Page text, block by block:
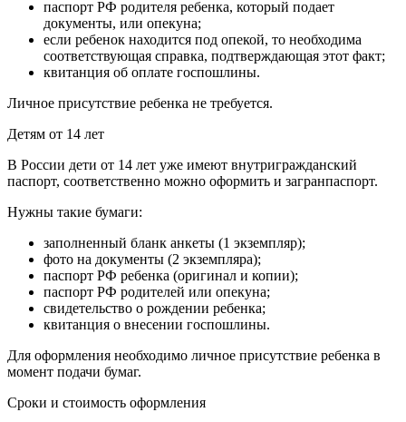
паспорт РФ родителя ребенка, который подает
документы, или опекуна;
если ребенок находится под опекой, то необходима
соответствующая справка, подтверждающая этот факт;
квитанция об оплате госпошлины.
Личное присутствие ребенка не требуется.
Детям от 14 лет
В России дети от 14 лет уже имеют внутригражданский
паспорт, соответственно можно оформить и загранпаспорт.
Нужны такие бумаги:
заполненный бланк анкеты (1 экземпляр);
фото на документы (2 экземпляра);
паспорт РФ ребенка (оригинал и копии);
паспорт РФ родителей или опекуна;
свидетельство о рождении ребенка;
квитанция о внесении госпошлины.
Для оформления необходимо личное присутствие ребенка в
момент подачи бумаг.
Сроки и стоимость оформления